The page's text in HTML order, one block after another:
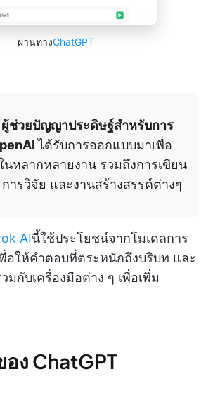
ผ่านทางChatGPT
ผู้ช่วยปัญญาประดิษฐ์สำหรับการ
ได้รับการออกแบบมาเพื่อ
นหลากหลายงาน รวมถึงการเขียน
ารวิจัย และงานสร้างสรรค์ต่างๆ
AIนี้ใช้ประโยชน์จากโมเดลการ
อให้คำตอบที่ตระหนักถึงบริบท และ
มกับเครื่องมือต่าง ๆ เพื่อเพิ่ม
ง ChatGPT